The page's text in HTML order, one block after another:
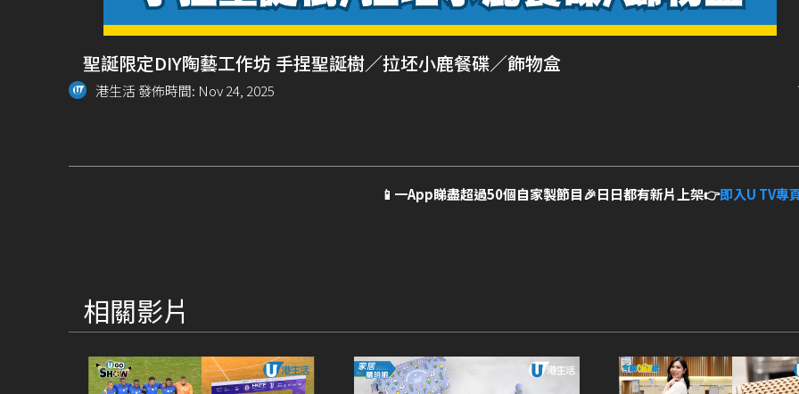
聖誕限定DIY陶藝工作坊 手捏聖誕樹／拉坯小鹿餐碟／飾物盒
港生活 發佈時間: Nov 24, 2025
📱一App睇盡超過50個自家製節目🎉日日都有新片上架👉即入U TV專
相關影片